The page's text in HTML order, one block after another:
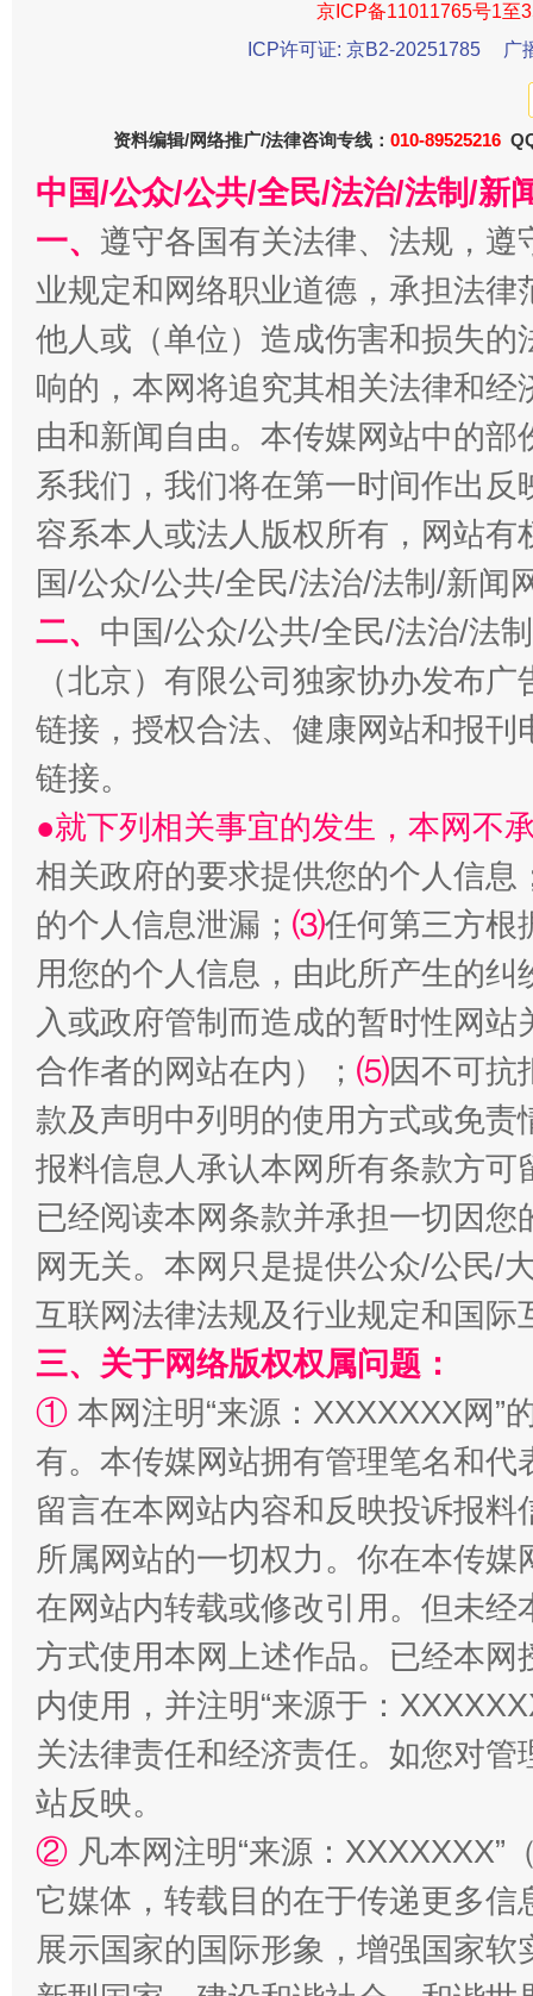
千年窑火 生生不息 一
揭开“小金库”的免责幌子
受贿1.44亿！段成刚被判无期 从幼
全民健身五年计划来了！等你上场
阿坝州三大球赛在茂县开幕 规模
国家大学科技园优化重塑工作
京ICP备11011765号1至
ICP许可证: 京B2-20251785
广
资料编辑/网络推广/法律咨询专线： 010-89525216
中国/公众/公共/全民/法治/法制/新
一、 遵守各国有关法律、法规，
业规定和网络职业道德，承担法
他人或（单位）造成伤害和损失
响的，本网将追究其相关法律和
由和新闻自由。本传媒网站中的
系我们，我们将在第一时间作出
容系本人或法人版权所有，网站
国/公众/公共/全民/法治/法制/新闻
二、 中国/公众/公共/全民/法治/法
（北京）有限公司独家协办发布
链接，授权合法、健康网站和报
链接。
●就下列相关事宜的发生，本网不
相关政府的要求提供您的个人信息
的个人信息泄漏； ⑶任何第三方根
用您的个人信息，由此所产生的纠
入或政府管制而造成的暂时性网
合作者的网站在内）； ⑸因不可抗
款及声明中列明的使用方式或免责
报料信息人承认本网所有条款方
已经阅读本网条款并承担一切因
网无关。本网只是提供公众/公民/
互联网法律法规及行业规定和国
三、关于网络版权权属问题：
① 本网注明“来源：XXXXXXX网”
有。本传媒网站拥有管理笔名和
留言在本网站内容和反映投诉报
所属网站的一切权力。你在本传
在网站内转载或修改引用。但未
方式使用本网上述作品。已经本
内使用，并注明“来源于：
关法律责任和经济责任。如您对
站反映。
② 凡本网注明“来源：
它媒体，转载目的在于传递更多
展示国家的国际形象，增强国家